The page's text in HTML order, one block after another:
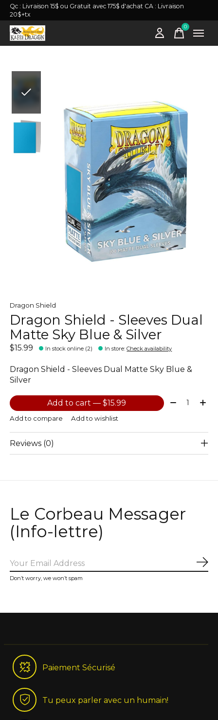
Qc : Livraison 15$ ou Gratuit avec 175$ d'achat CA : Livraison
20$+tx
0items
Dragon Shield
Dragon Shield - Sleeves Dual
Matte Sky Blue & Silver
$15.99 In stock online (2) In store:Check availability
Dragon Shield - Sleeves Dual Matte Sky Blue &
Silver
Add to cart — $15.99 Quantity:
Add to compare Add to wishlist
Reviews (0)
Le Corbeau Messager
(Info-lettre)
Don’t worry, we won’t spam
Paiement Sécurisé
Tu peux parler avec un humain!